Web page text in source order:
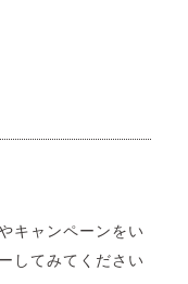
キャンペーンをい
してみてください